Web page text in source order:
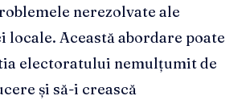
nerezolvate ale
Această abordare poate
electoratului nemulțumit de
și să-i crească